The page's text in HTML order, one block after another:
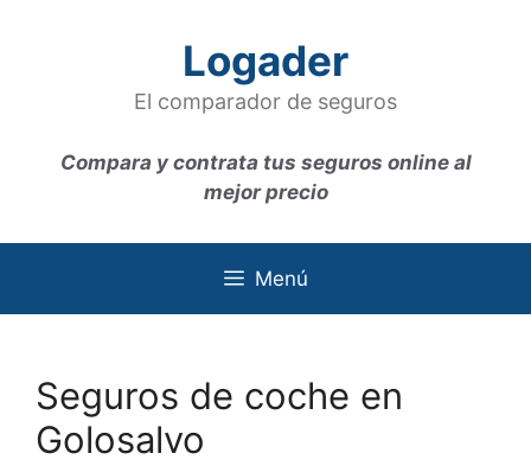
Logader
El comparador de seguros
Compara y contrata tus seguros online al
mejor precio
Menú
Seguros de coche en
Golosalvo